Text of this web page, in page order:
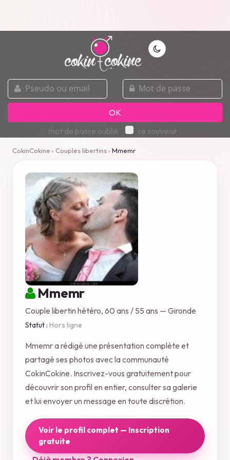
pseudo
ou
email
mot
de
passe
OK
mot de passe oublié
se souvenir
CokinCokine › Couples libertins› Mmemr
Mmemr
Couple libertin hétéro, 60 ans / 55 ans — Gironde
Statut : Hors ligne
Mmemr a rédigé une présentation complète et
partagé ses photos avec la communauté
CokinCokine. Inscrivez-vous gratuitement pour
découvrir son profil en entier, consulter sa galerie
et lui envoyer un message en toute discrétion.
Voir le profil complet — Inscription
gratuite